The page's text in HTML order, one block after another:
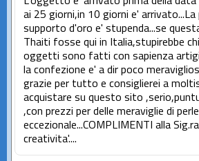
ai 25 giorni,in 10 giorni e'
supporto d'oro e' stupenda...se
Thaiti fosse qui in Italia,stupirebbe
oggetti sono fatti con sapienza
la confezione e' a dir poco
grazie per tutto e consiglierei a
acquistare su questo sito
,con prezzi per delle meraviglie di
eccezionale...COMPLIMENTI alla
creativita'....